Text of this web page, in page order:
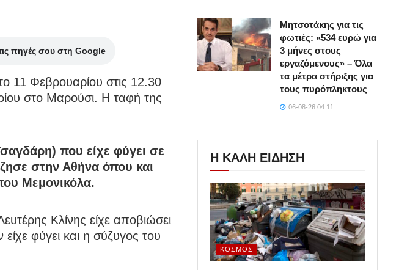
πηγές σου στη Google
11 Φεβρουαρίου στις 12.30
στο Μαρούσι. Η ταφή της
που είχε φύγει σε
στην Αθήνα όπου και
Μεμονικόλα.
Κλίνης είχε αποβιώσει
είχε φύγει και η σύζυγος του
Μητσοτάκης για τις
φωτιές: «534 ευρώ για
3 μήνες στους
εργαζόμενους» – Όλα
τα μέτρα στήριξης για
τους πυρόπληκτους
06-08-26 04:11
Η ΚΑΛΗ ΕΙΔΗΣΗ
ΚΌΣΜΟΣ